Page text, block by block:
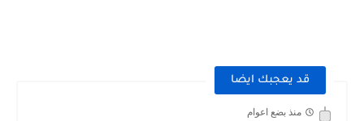
قد يعجبك ايضا
منذ بضع اعوام